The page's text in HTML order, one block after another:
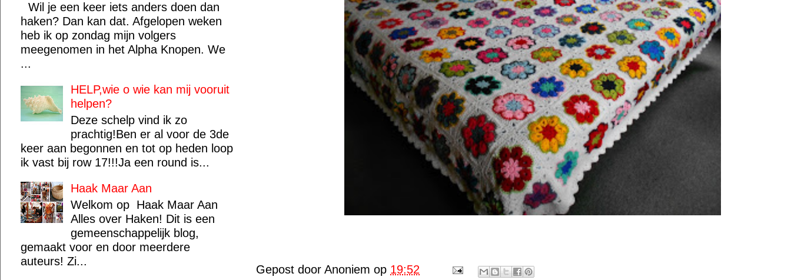
Gepost door Anoniem op 19:52
Wil je een keer iets anders doen dan
haken? Dan kan dat. Afgelopen weken
heb ik op zondag mijn volgers
meegenomen in het Alpha Knopen. We
...
HELP,wie o wie kan mij vooruit
helpen?
Deze schelp vind ik zo
prachtig!Ben er al voor de 3de
keer aan begonnen en tot op heden loop
ik vast bij row 17!!!Ja een round is...
Haak Maar Aan
Welkom op Haak Maar Aan
Alles over Haken! Dit is een
gemeenschappelijk blog,
gemaakt voor en door meerdere
auteurs! Zi...